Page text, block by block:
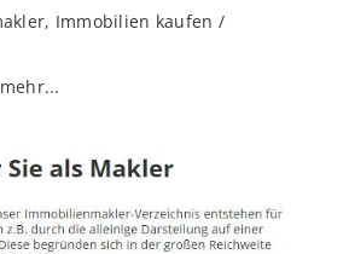
Immobilien kaufen /